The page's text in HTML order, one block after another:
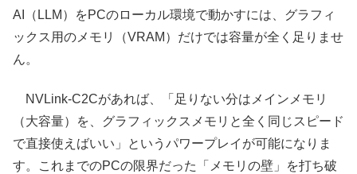
AI（LLM）をPCのローカル環境で動かすには、グラフィ
ックス用のメモリ（VRAM）だけでは容量が全く足りませ
ん。
NVLink-C2Cがあれば、「足りない分はメインメモリ
（大容量）を、グラフィックスメモリと全く同じスピード
で直接使えばいい」というパワープレイが可能になりま
す。これまでのPCの限界だった「メモリの壁」を打ち破